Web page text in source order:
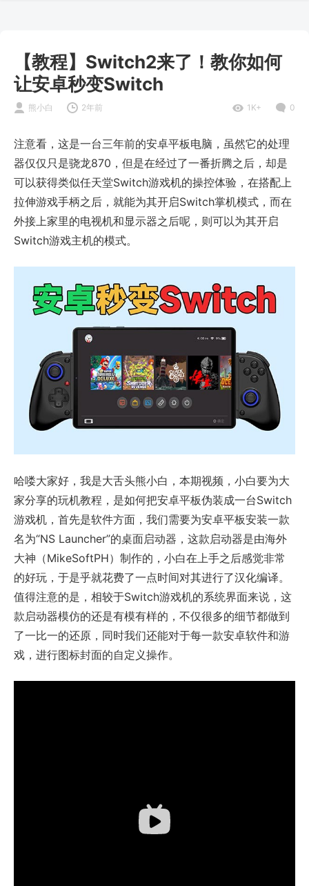
【教程】Switch2来了！教你如何
让安卓秒变Switch
熊小白 2年前 1K+ 0
注意看，这是一台三年前的安卓平板电脑，虽然它的处理
器仅仅只是骁龙870，但是在经过了一番折腾之后，却是
可以获得类似任天堂Switch游戏机的操控体验，在搭配上
拉伸游戏手柄之后，就能为其开启Switch掌机模式，而在
外接上家里的电视机和显示器之后呢，则可以为其开启
Switch游戏主机的模式。
哈喽大家好，我是大舌头熊小白，本期视频，小白要为大
家分享的玩机教程，是如何把安卓平板伪装成一台Switch
游戏机，首先是软件方面，我们需要为安卓平板安装一款
名为“NS Launcher”的桌面启动器，这款启动器是由海外
大神（MikeSoftPH）制作的，小白在上手之后感觉非常
的好玩，于是乎就花费了一点时间对其进行了汉化编译。
值得注意的是，相较于Switch游戏机的系统界面来说，这
款启动器模仿的还是有模有样的，不仅很多的细节都做到
了一比一的还原，同时我们还能对于每一款安卓软件和游
戏，进行图标封面的自定义操作。